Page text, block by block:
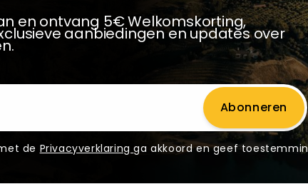
en ontvang 5€ Welkomskorting,
aanbiedingen en updates over
Abonneren
de Privacyverklaringga akkoord en geef